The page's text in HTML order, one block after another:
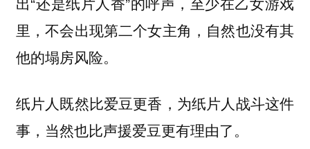
里，不会出现第二个女主角，自然也没有其
他的塌房风险。
纸片人既然比爱豆更香，为纸片人战斗这件
事，当然也比声援爱豆更有理由了。